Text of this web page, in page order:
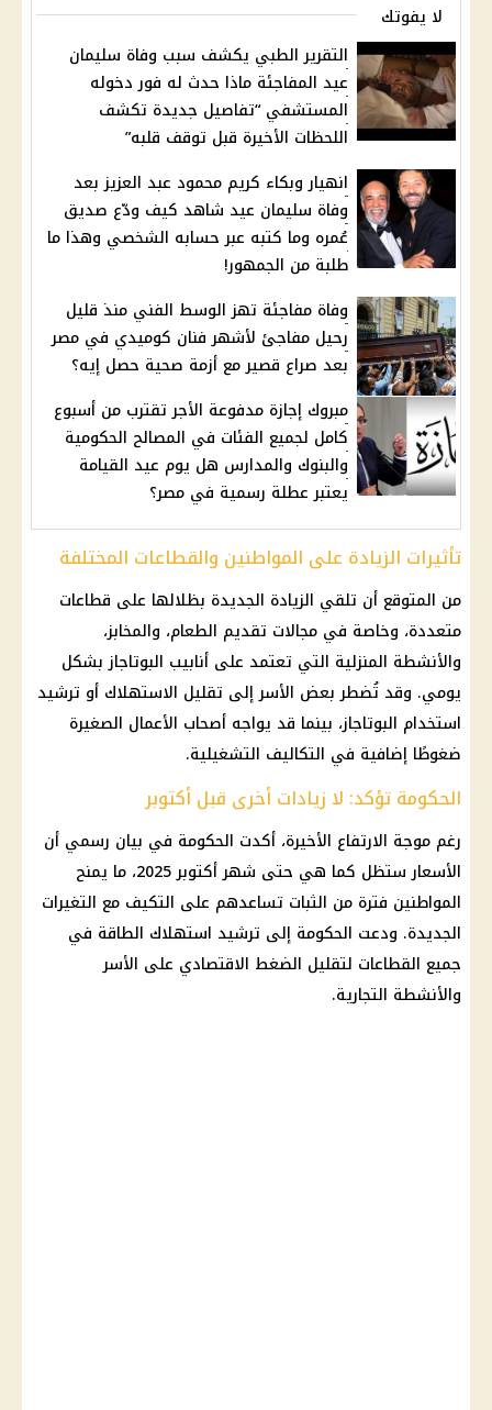
لا يفوتك
التقرير الطبي يكشف سبب وفاة سليمان
عيد المفاجئة ماذا حدث له فور دخوله
المستشفي “تفاصيل جديدة تكشف
اللحظات الأخيرة قبل توقف قلبه”
انهيار وبكاء كريم محمود عبد العزيز بعد
وفاة سليمان عيد شاهد كيف ودّع صديق
عُمره وما كتبه عبر حسابه الشخصي وهذا ما
طلبة من الجمهور!
وفاة مفاجئة تهز الوسط الفني منذ قليل
رحيل مفاجئ لأشهر فنان كوميدي في مصر
بعد صراع قصير مع أزمة صحية حصل إيه؟
مبروك إجازة مدفوعة الأجر تقترب من أسبوع
كامل لجميع الفئات في المصالح الحكومية
والبنوك والمدارس هل يوم عيد القيامة
يعتبر عطلة رسمية في مصر؟
تأثيرات الزيادة على المواطنين والقطاعات المختلفة
من المتوقع أن تلقي الزيادة الجديدة بظلالها على قطاعات
متعددة، وخاصة في مجالات تقديم الطعام، والمخابز،
والأنشطة المنزلية التي تعتمد على أنابيب البوتاجاز بشكل
يومي. وقد تُضطر بعض الأسر إلى تقليل الاستهلاك أو ترشيد
استخدام البوتاجاز، بينما قد يواجه أصحاب الأعمال الصغيرة
ضغوطًا إضافية في التكاليف التشغيلية.
الحكومة تؤكد: لا زيادات أخرى قبل أكتوبر
رغم موجة الارتفاع الأخيرة، أكدت الحكومة في بيان رسمي أن
الأسعار
ستظل كما هي حتى شهر أكتوبر 2025، ما يمنح
المواطنين فترة من الثبات تساعدهم على التكيف مع التغيرات
الجديدة. ودعت الحكومة إلى ترشيد استهلاك الطاقة في
جميع القطاعات لتقليل الضغط الاقتصادي على الأسر
والأنشطة التجارية.